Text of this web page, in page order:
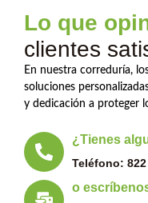
Lo que
clientes
En nuestra correduría,
soluciones
y dedicación a proteger
¿Tienes
Teléfono: 822
o